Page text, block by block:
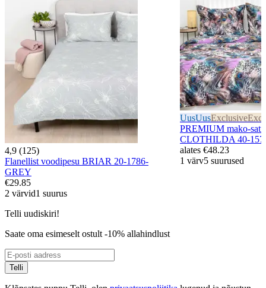
4,9 (125)
Flanellist voodipesu BRIAR 20-1786-
GREY
€29.85
2 värvid1 suurus
UusUusExclusive
PREMIUM mako-
CLOTHILDA 40-
alates €48.23
1 värv5 suurused
Telli uudiskiri!
Saate oma esimeselt ostult -10% allahindlust
Telli